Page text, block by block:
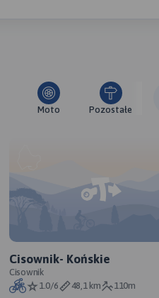
Moto Pozostałe
Cisownik- Końskie
Cisownik
1.0/6
48,1 km 110m